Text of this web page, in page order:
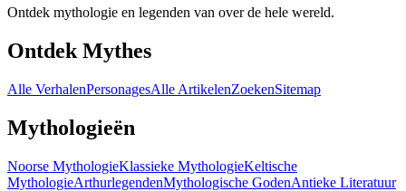
Ontdek mythologie en legenden van over de hele wereld.
Ontdek Mythes
Alle VerhalenPersonagesAlle ArtikelenZoekenSitemap
Mythologieën
Noorse MythologieKlassieke MythologieKeltische
MythologieArthurlegendenMythologische GodenAntieke Literatuur